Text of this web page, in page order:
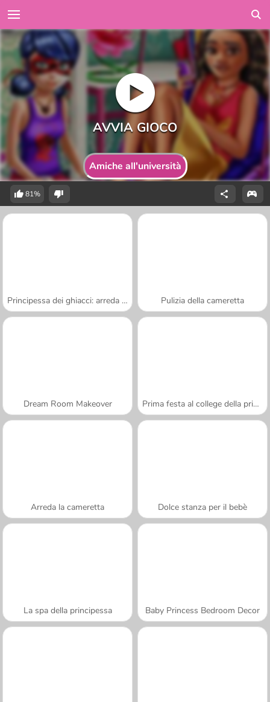
Amiche all'università
81%
Principessa dei ghiacci: arreda il bagno Pulizia della cameretta
Dream Room Makeover Prima festa al college della principessa
Arreda la cameretta Dolce stanza per il bebè
La spa della principessa Baby Princess Bedroom Decor